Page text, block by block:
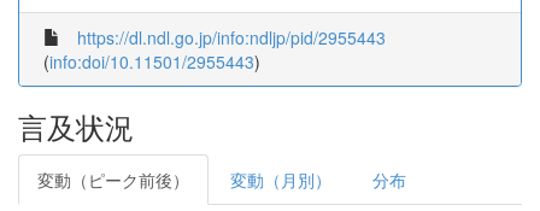
https://dl.ndl.go.jp/info:ndljp/pid/2955443
(info:doi/10.11501/2955443)
言及状況
変動（ピーク前後） 変動（月別） 分布